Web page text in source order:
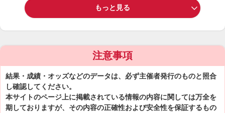
もっと見る
注意事項
結果・成績・オッズなどのデータは、必ず主催者発行のものと照合
し確認してください。
本サイトのページ上に掲載されている情報の内容に関しては万全を
期しておりますが、その内容の正確性および安全性を保証するもの